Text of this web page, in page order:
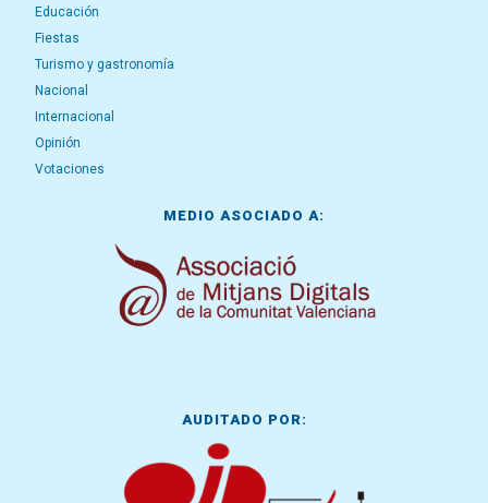
Educación
Fiestas
Turismo y gastronomía
Nacional
Internacional
Opinión
Votaciones
MEDIO ASOCIADO A:
AUDITADO POR: